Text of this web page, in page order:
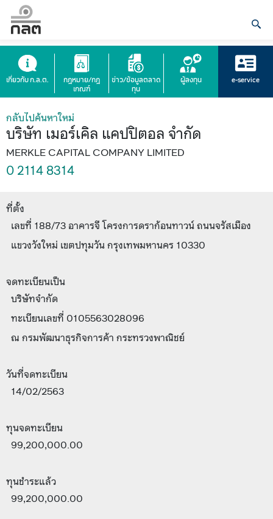
เกี่ยวกับ ก.ล.ต.
กฎหมาย/กฎ
เกณฑ์
ข่าว/ข้อมูลตลาด
ทุน
ผู้ลงทุน e-service
กลับไปค้นหาใหม่
บริษัท เมอร์เคิล แคปปิตอล จำกัด
MERKLE CAPITAL COMPANY LIMITED
0 2114 8314
ที่ตั้ง
เลขที่ 188/73 อาคารจี โครงการดราก้อนทาวน์ ถนนจรัสเมือง
แขวงวังใหม่ เขตปทุมวัน กรุงเทพมหานคร 10330
จดทะเบียนเป็น
บริษัทจำกัด
ทะเบียนเลขที่ 0105563028096
ณ กรมพัฒนาธุรกิจการค้า กระทรวงพาณิชย์
วันที่จดทะเบียน
14/02/2563
ทุนจดทะเบียน
99,200,000.00
ทุนชำระแล้ว
99,200,000.00